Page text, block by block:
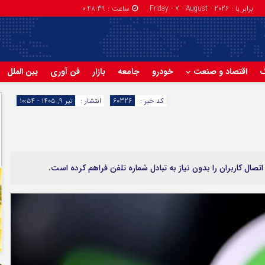
برابر با : Friday - 7 - August - 2026 ساعت : 0:48:40
اقتصاد و صنعت خودرو جامعه بازار فن آوری بین الملل
انتشار : تیر ۹, ۱۴۰۵ - ۱۰:۵۴ کد خبر : 60326
کاربران را بدون نیاز به تبادل شماره تلفن فراهم کرده است.